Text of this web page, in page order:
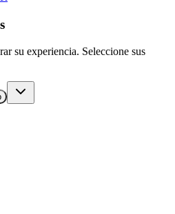
su experiencia. Seleccione sus